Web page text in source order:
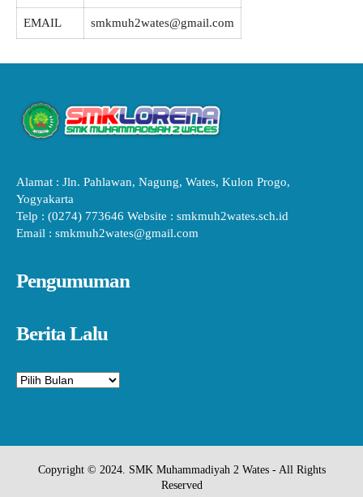
EMAIL smkmuh2wates@gmail.com
Alamat : Jln. Pahlawan, Nagung, Wates, Kulon Progo,
Yogyakarta
Telp : (0274) 773646 Website : smkmuh2wates.sch.id
Email : smkmuh2wates@gmail.com
Pengumuman
Berita Lalu
Arsip
Copyright © 2024. SMK Muhammadiyah 2 Wates - All Rights
Reserved